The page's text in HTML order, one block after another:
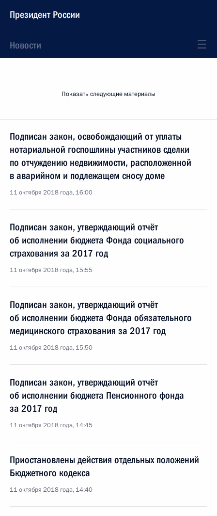
Президент России
Новости
Показать следующие материалы
Подписан закон, освобождающий от уплаты
нотариальной госпошлины участников сделки
по отчуждению недвижимости, расположенной
в аварийном и подлежащем сносу доме
11 октября 2018 года, 16:00
Подписан закон, утверждающий отчёт
об исполнении бюджета Фонда социального
страхования за 2017 год
11 октября 2018 года, 15:55
Подписан закон, утверждающий отчёт
об исполнении бюджета Фонда обязательного
медицинского страхования за 2017 год
11 октября 2018 года, 15:50
Подписан закон, утверждающий отчёт
об исполнении бюджета Пенсионного фонда
за 2017 год
11 октября 2018 года, 14:45
Приостановлены действия отдельных положений
Бюджетного кодекса
11 октября 2018 года, 14:40